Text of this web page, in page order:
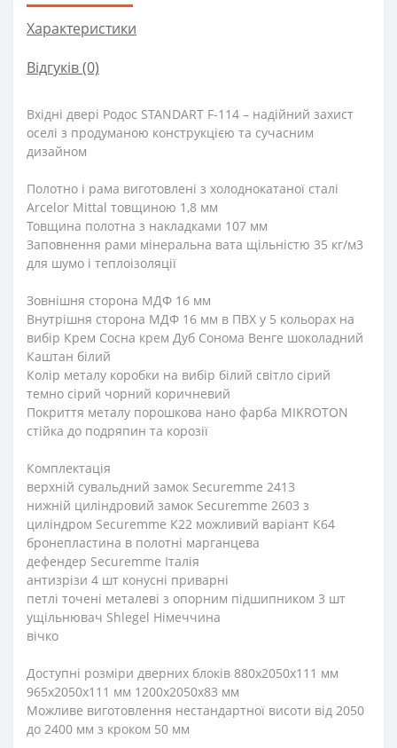
Характеристики
Відгуків (0)
Вхідні двері Родос STANDART F-114 – надійний захист
оселі з продуманою конструкцією та сучасним
дизайном
Полотно і рама виготовлені з холоднокатаної сталі
Arcelor Mittal товщиною 1,8 мм
Товщина полотна з накладками 107 мм
Заповнення рами мінеральна вата щільністю 35 кг/м3
для шумо і теплоізоляції
Зовнішня сторона МДФ 16 мм
Внутрішня сторона МДФ 16 мм в ПВХ у 5 кольорах на
вибір Крем Сосна крем Дуб Сонома Венге шоколадний
Каштан білий
Колір металу коробки на вибір білий світло сірий
темно сірий чорний коричневий
Покриття металу порошкова нано фарба MIKROTON
стійка до подряпин та корозії
Комплектація
верхній сувальдний замок Securemme 2413
нижній циліндровий замок Securemme 2603 з
циліндром Securemme К22 можливий варіант К64
бронепластина в полотні марганцева
дефендер Securemme Італія
антизрізи 4 шт конусні приварні
петлі точені металеві з опорним підшипником 3 шт
ущільнювач Shlegel Німеччина
вічко
Доступні розміри дверних блоків 880х2050х111 мм
965х2050х111 мм 1200х2050х83 мм
Можливе виготовлення нестандартної висоти від 2050
до 2400 мм з кроком 50 мм